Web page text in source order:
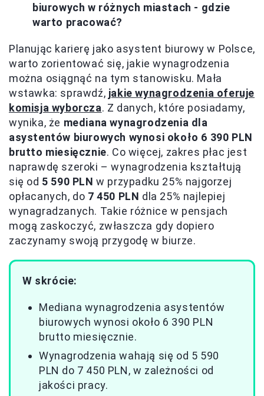
biurowych w różnych miastach - gdzie
warto pracować?
Planując karierę jako asystent biurowy w Polsce,
warto zorientować się, jakie wynagrodzenia
można osiągnąć na tym stanowisku. Mała
wstawka: sprawdź, jakie wynagrodzenia oferuje
komisja wyborcza. Z danych, które posiadamy,
wynika, że mediana wynagrodzenia dla
asystentów biurowych wynosi około 6 390 PLN
brutto miesięcznie. Co więcej, zakres płac jest
naprawdę szeroki – wynagrodzenia kształtują
się od 5 590 PLN w przypadku 25% najgorzej
opłacanych, do 7 450 PLN dla 25% najlepiej
wynagradzanych. Takie różnice w pensjach
mogą zaskoczyć, zwłaszcza gdy dopiero
zaczynamy swoją przygodę w biurze.
W skrócie:
Mediana wynagrodzenia asystentów
biurowych wynosi około 6 390 PLN
brutto miesięcznie.
Wynagrodzenia wahają się od 5 590
PLN do 7 450 PLN, w zależności od
jakości pracy.